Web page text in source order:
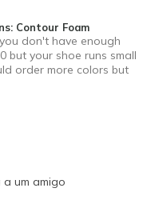
Contour Foam
don't have enough
but your shoe runs small
order more colors but
a um amigo